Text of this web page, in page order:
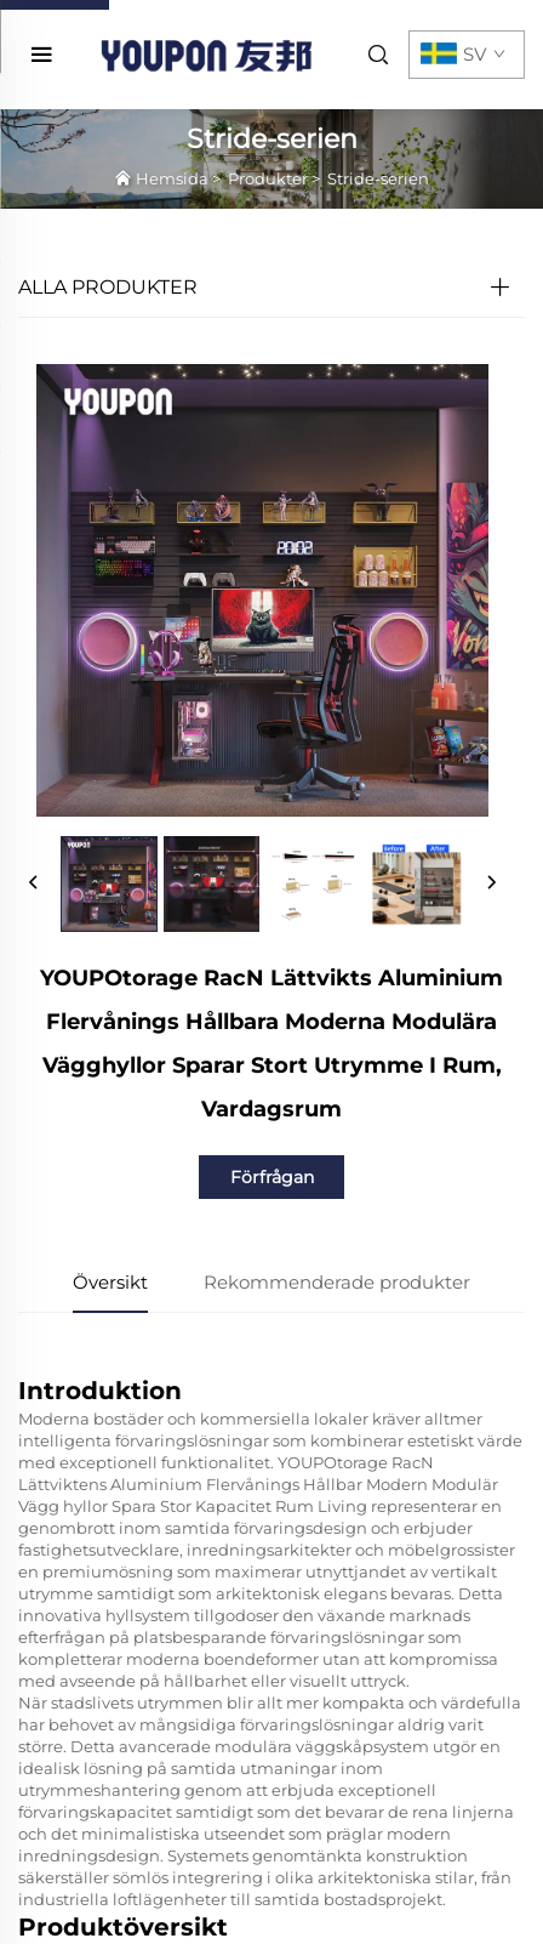
SV
Stride-serien
Hemsida>Produkter>Stride-serien
ALLA PRODUKTER
YOUPOtorage RacN Lättvikts Aluminium
Flervånings Hållbara Moderna Modulära
Vägghyllor Sparar Stort Utrymme I Rum,
Vardagsrum
Förfrågan
Översikt Rekommenderade produkter
Introduktion
Moderna bostäder och kommersiella lokaler kräver alltmer
intelligenta förvaringslösningar som kombinerar estetiskt värde
med exceptionell funktionalitet. YOUPOtorage RacN
Lättviktens Aluminium Flervånings Hållbar Modern Modulär
Vägg hyllor Spara Stor Kapacitet Rum Living representerar en
genombrott inom samtida förvaringsdesign och erbjuder
fastighetsutvecklare, inredningsarkitekter och möbelgrossister
en premiumösning som maximerar utnyttjandet av vertikalt
utrymme samtidigt som arkitektonisk elegans bevaras. Detta
innovativa hyllsystem tillgodoser den växande marknads
efterfrågan på platsbesparande förvaringslösningar som
kompletterar moderna boendeformer utan att kompromissa
med avseende på hållbarhet eller visuellt uttryck.
När stadslivets utrymmen blir allt mer kompakta och värdefulla
har behovet av mångsidiga förvaringslösningar aldrig varit
större. Detta avancerade modulära väggskåpsystem utgör en
idealisk lösning på samtida utmaningar inom
utrymmeshantering genom att erbjuda exceptionell
förvaringskapacitet samtidigt som det bevarar de rena linjerna
och det minimalistiska utseendet som präglar modern
inredningsdesign. Systemets genomtänkta konstruktion
säkerställer sömlös integrering i olika arkitektoniska stilar, från
industriella loftlägenheter till samtida bostadsprojekt.
Produktöversikt